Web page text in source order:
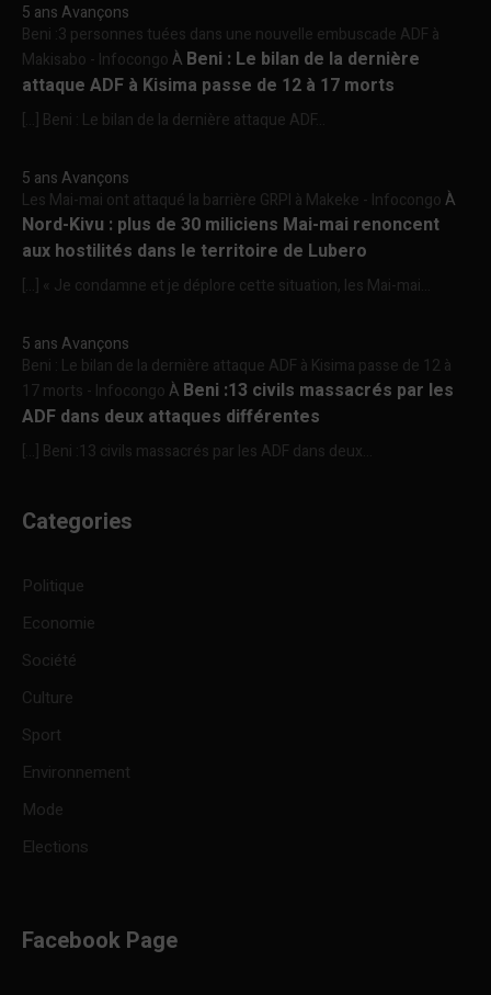
5 ans Avançons
Beni :3 personnes tuées dans une nouvelle embuscade ADF à
Makisabo - InfocongoÀ Beni : Le bilan de la dernière
attaque ADF à Kisima passe de 12 à 17 morts
[…] Beni : Le bilan de la dernière attaque ADF...
5 ans Avançons
Les Mai-mai ont attaqué la barrière GRPI à Makeke - InfocongoÀ
Nord-Kivu : plus de 30 miliciens Mai-mai renoncent
aux hostilités dans le territoire de Lubero
[…] « Je condamne et je déplore cette situation, les Mai-mai...
5 ans Avançons
Beni : Le bilan de la dernière attaque ADF à Kisima passe de 12 à
17 morts - InfocongoÀ Beni :13 civils massacrés par les
ADF dans deux attaques différentes
[…] Beni :13 civils massacrés par les ADF dans deux...
Categories
Politique
Economie
Société
Culture
Sport
Environnement
Mode
Elections
Facebook Page